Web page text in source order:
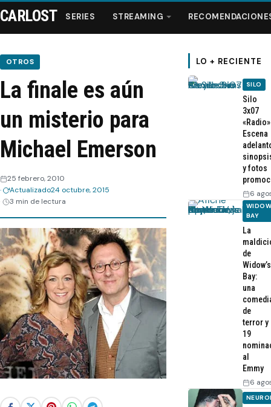
Series
Streaming
Recomendaciones
Videos
Webisodios
CARLOST SERIES STREAMING
OTROS
La finale es aún
un misterio para
Michael Emerson
25 febrero, 2010
Actualizado24 octubre, 2015
3 min de lectura
LO + RECIENTE
SILO
Silo
3x07
Escena
y fotos
6
BAY
La
de
Widow’s
Bay:
una
de
terror y
19
al
Emmy
6